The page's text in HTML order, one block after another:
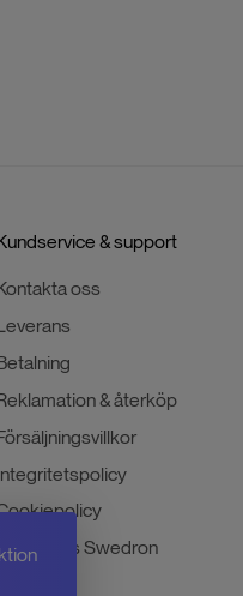
& support
oss
& återköp
hos Swedron